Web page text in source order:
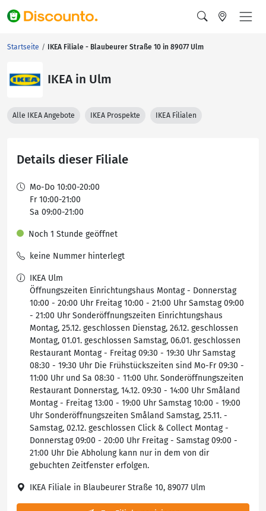
Startseite IKEA Filiale - Blaubeurer Straße 10 in 89077 Ulm
IKEA in Ulm
Alle IKEA Angebote IKEA Prospekte IKEA Filialen
Details dieser Filiale
Mo-Do 10:00-20:00
Fr 10:00-21:00
Sa 09:00-21:00
Noch 1 Stunde geöffnet
keine Nummer hinterlegt
IKEA Ulm
Öffnungszeiten Einrichtungshaus Montag - Donnerstag
10:00 - 20:00 Uhr Freitag 10:00 - 21:00 Uhr Samstag 09:00
- 21:00 Uhr Sonderöffnungszeiten Einrichtungshaus
Montag, 25.12. geschlossen Dienstag, 26.12. geschlossen
Montag, 01.01. geschlossen Samstag, 06.01. geschlossen
Restaurant Montag - Freitag 09:30 - 19:30 Uhr Samstag
08:30 - 19:30 Uhr Die Frühstückszeiten sind Mo-Fr 09:30 -
11:00 Uhr und Sa 08:30 - 11:00 Uhr. Sonderöffnungszeiten
Restaurant Donnerstag, 14.12. 09:30 - 14:00 Uhr Småland
Montag - Freitag 13:00 - 19:00 Uhr Samstag 10:00 - 19:00
Uhr Sonderöffnungszeiten Småland Samstag, 25.11. -
Samstag, 02.12. geschlossen Click & Collect Montag -
Donnerstag 09:00 - 20:00 Uhr Freitag - Samstag 09:00 -
21:00 Uhr Die Abholung kann nur in dem von dir
gebuchten Zeitfenster erfolgen.
IKEA Filiale in Blaubeurer Straße 10, 89077 Ulm